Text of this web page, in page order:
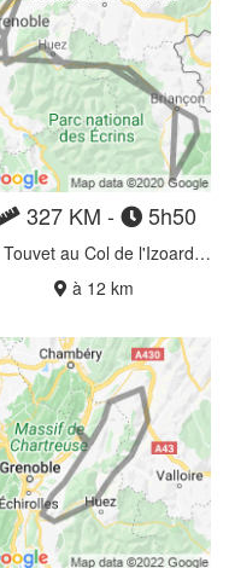
327 KM - 5h50
Du Touvet au Col de l'Izoard via le Lautaret
à 12 km